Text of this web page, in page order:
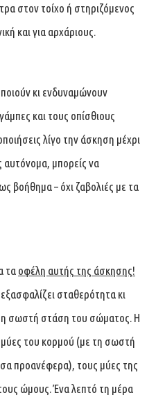
στον τοίχο ή στηριζόμενος
και για αρχάριους.
κι ενδυναμώνουν
και τους οπίσθιους
λίγο την άσκηση μέχρι
αυτόνομα, μπορείς να
βοήθημα – όχι ζαβολιές με τα
τα οφέλη αυτής της άσκησης!
σταθερότητα κι
σωστή στάση του σώματος. Η
μύες του κορμού (με τη σωστή
προανέφερα), τους μύες της
ώμους. Ένα λεπτό τη μέρα